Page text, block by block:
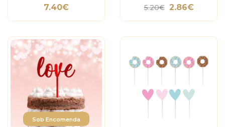
7.40€
5.20€ 2.86€
Sob Encomenda